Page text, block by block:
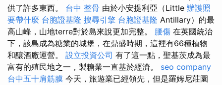
供了許多東西。 台中 整骨 由於小安提利亞（Little 辦護照
要帶什麼 台胞證基隆 搜尋引擎 台胞證基隆 Antillary）的最
高山峰，山地terre對於島來說更加完整。 腰傷 在英國統治
下，該島成為糖業的城堡，在鼎盛時期，這裡有66種植物
和釀酒廠運營。 設立投資公司 有了這一點，聖基茨成為最
富有的殖民地之一，製糖業一直基於經濟。 seo company
台中五十肩筋膜 今天，旅遊業已經領先，但是羅姆尼莊園